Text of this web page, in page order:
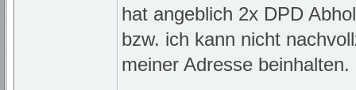
hat angeblich 2x DPD
bzw. ich kann nicht
meiner Adresse beinhalten.